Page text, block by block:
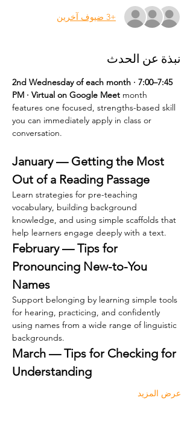
+3 ضيوف آخرين
نبذة عن الحدث
2nd Wednesday of each month · 7:00–7:45
PM · Virtual on Google Meet month
features one focused, strengths-based skill
you can immediately apply in class or
conversation.
January — Getting the Most
Out of a Reading Passage
Learn strategies for pre-teaching
vocabulary, building background
knowledge, and using simple scaffolds that
help learners engage deeply with a text.
February — Tips for
Pronouncing New-to-You
Names
Support belonging by learning simple tools
for hearing, practicing, and confidently
using names from a wide range of linguistic
backgrounds.
March — Tips for Checking for
Understanding
عرض المزيد